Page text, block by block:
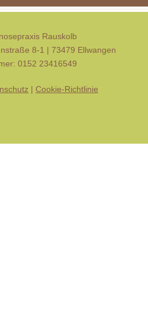
Rauskolb
8-1 | 73479 Ellwangen
0152 23416549
| Cookie-Richtlinie